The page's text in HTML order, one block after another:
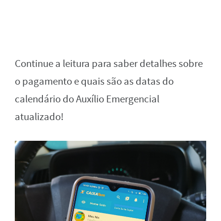
Continue a leitura para saber detalhes sobre
o pagamento e quais são as datas do
calendário do Auxílio Emergencial
atualizado!